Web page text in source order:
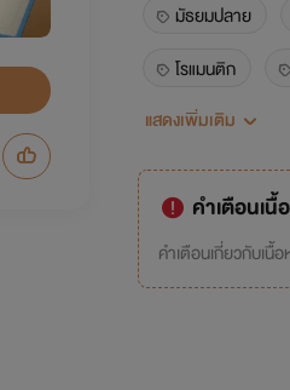
มัธยมปลาย
โรแมนติก
น่ารัก
ไม่อยากเป็นแค่เ
แสดงเพิ่มเติม
คำเตือนเนื้
คำเตือนเกี่ยวกับเนื้